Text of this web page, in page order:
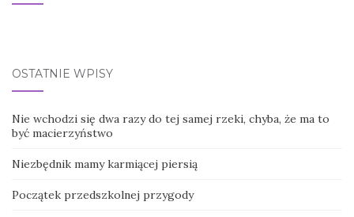
OSTATNIE WPISY
Nie wchodzi się dwa razy do tej samej rzeki, chyba, że ma to
być macierzyństwo
Niezbędnik mamy karmiącej piersią
Początek przedszkolnej przygody